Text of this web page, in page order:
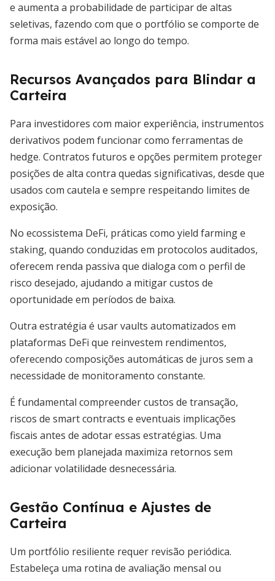
e aumenta a probabilidade de participar de altas
seletivas, fazendo com que o portfólio se comporte de
forma mais estável ao longo do tempo.
Recursos Avançados para Blindar a
Carteira
Para investidores com maior experiência, instrumentos
derivativos podem funcionar como ferramentas de
hedge. Contratos futuros e opções permitem proteger
posições de alta contra quedas significativas, desde que
usados com cautela e sempre respeitando limites de
exposição.
No ecossistema DeFi, práticas como yield farming e
staking, quando conduzidas em protocolos auditados,
oferecem renda passiva que dialoga com o perfil de
risco desejado, ajudando a mitigar custos de
oportunidade em períodos de baixa.
Outra estratégia é usar vaults automatizados em
plataformas DeFi que reinvestem rendimentos,
oferecendo composições automáticas de juros sem a
necessidade de monitoramento constante.
É fundamental compreender custos de transação,
riscos de smart contracts e eventuais implicações
fiscais antes de adotar essas estratégias. Uma
execução bem planejada maximiza retornos sem
adicionar volatilidade desnecessária.
Gestão Contínua e Ajustes de
Carteira
Um portfólio resiliente requer revisão periódica.
Estabeleça uma rotina de avaliação mensal ou